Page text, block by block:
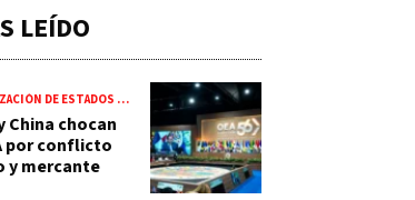
LEÍDO
ORGANIZACIÓN DE ESTADOS AMERICANOS (OEA)
China chocan
por conflicto
y mercante